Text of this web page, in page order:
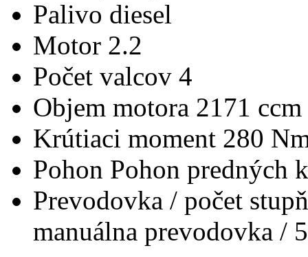
Palivo diesel
Motor 2.2
Počet valcov 4
Objem motora 2171 ccm
Krútiaci moment 280
Pohon Pohon predných
Prevodovka / počet
manuálna prevodovka / 5